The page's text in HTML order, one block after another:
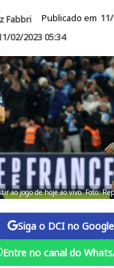
Fabbri Publicado em
02/2023 05:34
ao jogo de hoje ao vivo. Foto:
Siga o DCI no Google
Entre no canal do